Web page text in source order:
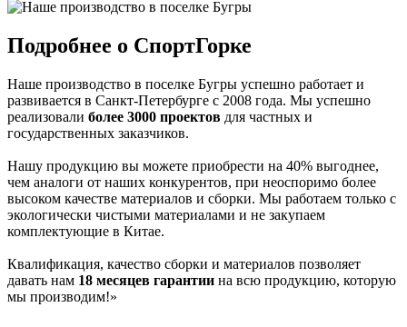
Подробнее о СпортГорке
Наше производство в поселке Бугры успешно работает и
развивается в Санкт-Петербурге с 2008 года. Мы успешно
реализовали более 3000 проектов для частных и
государственных заказчиков.
Нашу продукцию вы можете приобрести на 40% выгоднее,
чем аналоги от наших конкурентов, при неоспоримо более
высоком качестве материалов и сборки. Мы работаем только с
экологически чистыми материалами и не закупаем
комплектующие в Китае.
Квалификация, качество сборки и материалов позволяет
давать нам 18 месяцев гарантии на всю продукцию, которую
мы производим!»